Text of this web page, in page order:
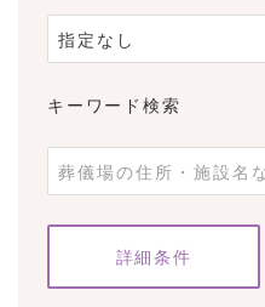
キーワード検索
条件をクリア
詳細条件